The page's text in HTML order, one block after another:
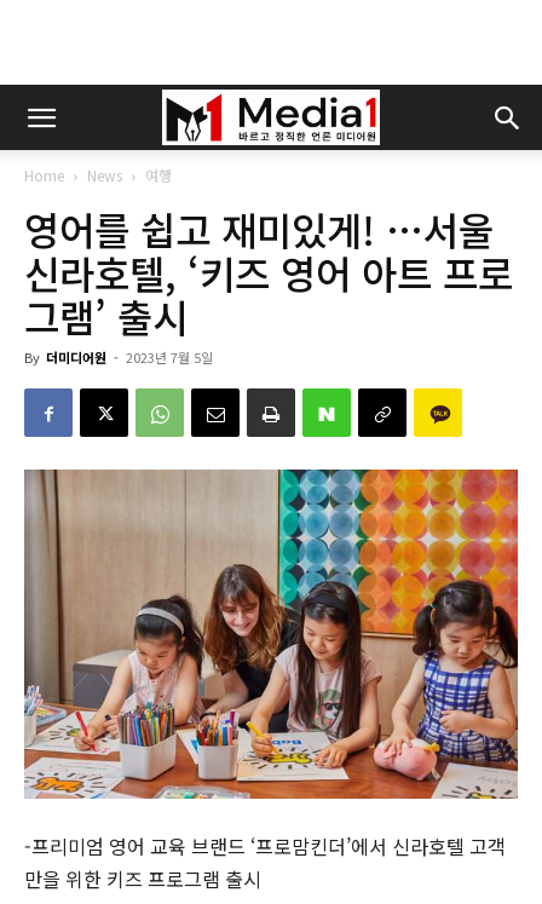
Home News 여행
영어를 쉽고 재미있게! …서울
신라호텔, ‘키즈 영어 아트 프로
그램’ 출시
By 더미디어원 - 2023년 7월 5일
-프리미엄 영어 교육 브랜드 ‘프로맘킨더’에서 신라호텔 고객
만을 위한 키즈 프로그램 출시